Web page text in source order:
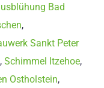
Bad
,
Sankt Peter
, Schimmel Itzehoe,
Ostholstein,